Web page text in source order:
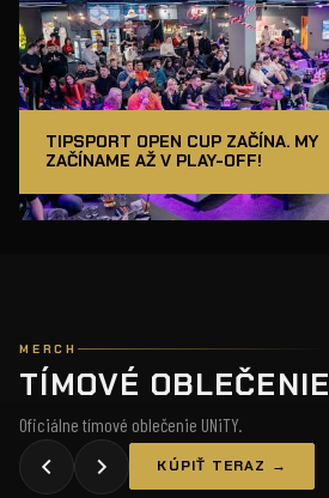
TIPSPORT OPEN CUP ZAČÍNA. MY
ZAČÍNAME AŽ V PLAY-OFF!
MERCH
TÍMOVÉ OBLEČENIE
Oficiálne tímové oblečenie UNiTY.
KÚPIŤ TERAZ →